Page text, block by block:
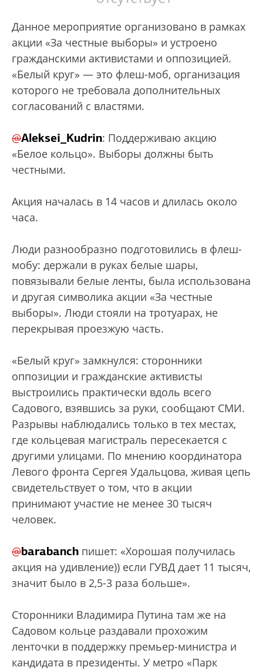
Данное мероприятие организовано в рамках
акции «За честные выборы» и устроено
гражданскими активистами и оппозицией.
«Белый круг» — это флеш-моб, организация
которого не требовала дополнительных
согласований с властями.
@Aleksei_Kudrin: Поддерживаю акцию
«Белое кольцо». Выборы должны быть
честными.
Акция началась в 14 часов и длилась около
часа.
Люди разнообразно подготовились в флеш-
мобу: держали в руках белые шары,
повязывали белые ленты, была использована
и другая символика акции «За честные
выборы». Люди стояли на тротуарах, не
перекрывая проезжую часть.
«Белый круг» замкнулся: сторонники
оппозиции и гражданские активисты
выстроились практически вдоль всего
Садового, взявшись за руки, сообщают СМИ.
Разрывы наблюдались только в тех местах,
где кольцевая магистраль пересекается с
другими улицами. По мнению координатора
Левого фронта Сергея Удальцова, живая цепь
свидетельствует о том, что в акции
принимают участие не менее 30 тысяч
человек.
@barabanch пишет: «Хорошая получилась
акция на удивление)) если ГУВД дает 11 тысяч,
значит было в 2,5-3 раза больше».
Сторонники Владимира Путина там же на
Садовом кольце раздавали прохожим
ленточки в поддержку премьер-министра и
кандидата в президенты. У метро «Парк